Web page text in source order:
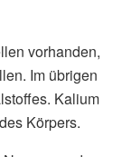
vorhanden,
Im übrigen
Kalium
Körpers.